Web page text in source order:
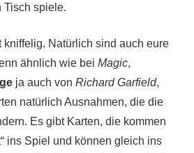
Tisch spiele.
kniffelig. Natürlich sind auch eure
ähnlich wie bei Magic,
ja auch von Richard Garfield,
natürlich Ausnahmen, die die
Es gibt Karten, die kommen
ins Spiel und können gleich ins